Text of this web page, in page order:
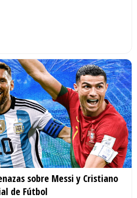
sobre Messi y Cristiano
de Fútbol